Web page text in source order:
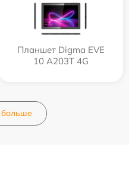
Планшет Digma EVE
10 A203T 4G